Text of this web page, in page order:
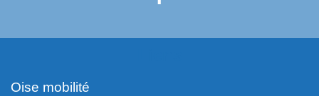
Oise mobilité